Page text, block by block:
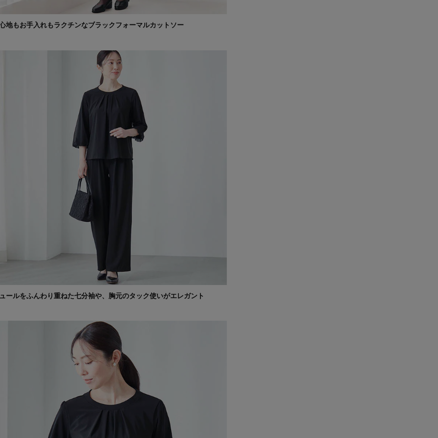
地もお手入れもラクチンなブラックフォーマルカットソー
ールをふんわり重ねた七分袖や、胸元のタック使いがエレガント